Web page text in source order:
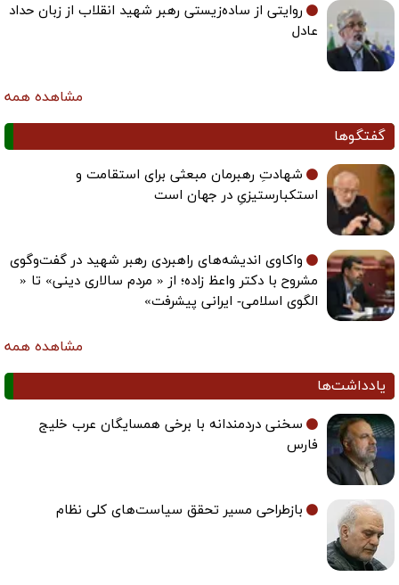
روایتی از ساده‌زیستی رهبر شهید انقلاب از زبان حداد
عادل
مشاهده همه
گفتگوها
شهادتِ رهبرمان مبعثی برای استقامت و
استکبارستیزیِ در جهان است
واکاوی اندیشه‌های راهبردی رهبر شهید در گفت‌وگوی
مشروح با دکتر واعظ زاده؛ از « مردم سالاری دینی» تا «
الگوی اسلامی- ایرانی پیشرفت»
مشاهده همه
یادداشت‌ها
سخنی دردمندانه با برخی همسایگان عرب خلیج
فارس
بازطراحی مسیر تحقق سیاست‌های کلی نظام